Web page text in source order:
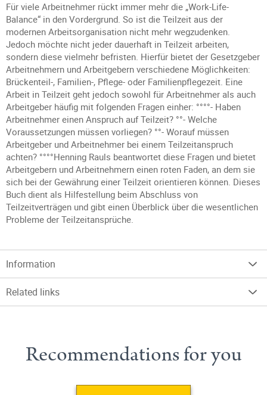
Für viele Arbeitnehmer rückt immer mehr die „Work-Life-
Balance“ in den Vordergrund. So ist die Teilzeit aus der
modernen Arbeitsorganisation nicht mehr wegzudenken.
Jedoch möchte nicht jeder dauerhaft in Teilzeit arbeiten,
sondern diese vielmehr befristen. Hierfür bietet der Gesetzgeber
Arbeitnehmern und Arbeitgebern verschiedene Möglichkeiten:
Brückenteil-, Familien-, Pflege- oder Familienpflegezeit. Eine
Arbeit in Teilzeit geht jedoch sowohl für Arbeitnehmer als auch
Arbeitgeber häufig mit folgenden Fragen einher: °°°°- Haben
Arbeitnehmer einen Anspruch auf Teilzeit? °°- Welche
Voraussetzungen müssen vorliegen? °°- Worauf müssen
Arbeitgeber und Arbeitnehmer bei einem Teilzeitanspruch
achten? °°°°Henning Rauls beantwortet diese Fragen und bietet
Arbeitgebern und Arbeitnehmern einen roten Faden, an dem sie
sich bei der Gewährung einer Teilzeit orientieren können. Dieses
Buch dient als Hilfestellung beim Abschluss von
Teilzeitverträgen und gibt einen Überblick über die wesentlichen
Probleme der Teilzeitansprüche.
Information
Related links
Recommendations for you